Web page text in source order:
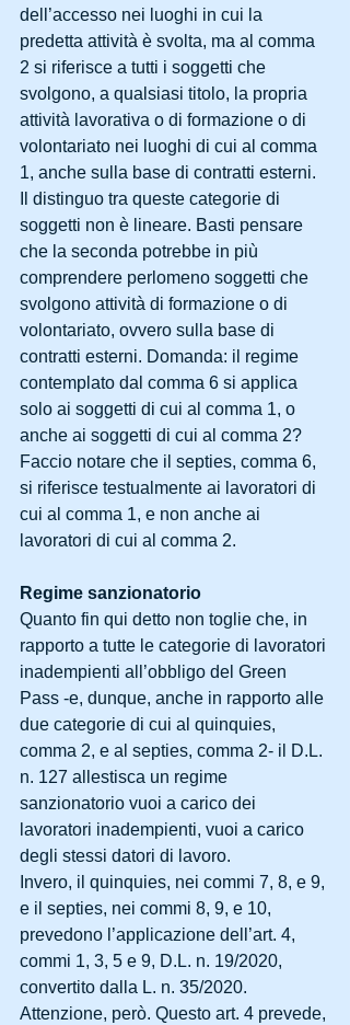
dell’accesso nei luoghi in cui la
predetta attività è svolta, ma al comma
2 si riferisce a tutti i soggetti che
svolgono, a qualsiasi titolo, la propria
attività lavorativa o di formazione o di
volontariato nei luoghi di cui al comma
1, anche sulla base di contratti esterni.
Il distinguo tra queste categorie di
soggetti non è lineare. Basti pensare
che la seconda potrebbe in più
comprendere perlomeno soggetti che
svolgono attività di formazione o di
volontariato, ovvero sulla base di
contratti esterni. Domanda: il regime
contemplato dal comma 6 si applica
solo ai soggetti di cui al comma 1, o
anche ai soggetti di cui al comma 2?
Faccio notare che il septies, comma 6,
si riferisce testualmente ai lavoratori di
cui al comma 1, e non anche ai
lavoratori di cui al comma 2.
Regime sanzionatorio
Quanto fin qui detto non toglie che, in
rapporto a tutte le categorie di lavoratori
inadempienti all’obbligo del Green
Pass -e, dunque, anche in rapporto alle
due categorie di cui al quinquies,
comma 2, e al septies, comma 2- il D.L.
n. 127 allestisca un regime
sanzionatorio vuoi a carico dei
lavoratori inadempienti, vuoi a carico
degli stessi datori di lavoro.
Invero, il quinquies, nei commi 7, 8, e 9,
e il septies, nei commi 8, 9, e 10,
prevedono l’applicazione dell’art. 4,
commi 1, 3, 5 e 9, D.L. n. 19/2020,
convertito dalla L. n. 35/2020.
Attenzione, però. Questo art. 4 prevede,